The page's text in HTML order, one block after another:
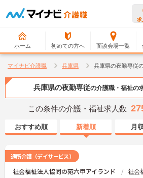
求
ホーム 初めての方へ 面談会場一覧
マイナビ介護職 兵庫県 兵庫県の夜勤専従
兵庫県の夜勤専従の介護職・福祉の
この条件の介護・福祉求人数
おすすめ順 新着順 月
通所介護（デイサービス）
社会福祉法人協同の苑六甲アイランド 社会